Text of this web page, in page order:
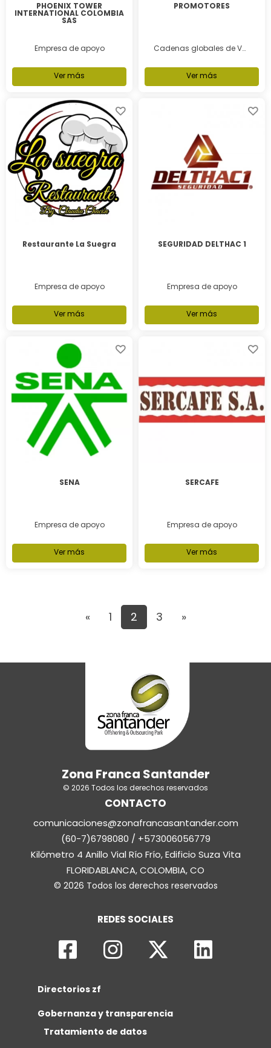
PHOENIX TOWER
INTERNATIONAL COLOMBIA
SAS
Empresa de apoyo
Ver más
PROMOTORES
Cadenas globales de Valor
Ver más
Restaurante La Suegra
Empresa de apoyo
Ver más
SEGURIDAD DELTHAC 1
Empresa de apoyo
Ver más
SENA
Empresa de apoyo
Ver más
SERCAFÉ
Empresa de apoyo
Ver más
« 1 2 3 »
Zona Franca Santander
© 2026 Todos los derechos reservados
CONTACTO
comunicaciones@zonafrancasantander.com
(60-7)6798080 / +573006056779
Kilómetro 4 Anillo Vial Río Frío, Edificio Suza Vita
FLORIDABLANCA, COLOMBIA, CO
© 2026 Todos los derechos reservados
REDES SOCIALES
Directorios zf
Gobernanza y transparencia
Tratamiento de datos